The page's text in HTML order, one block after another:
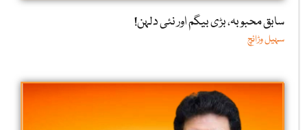
سابق محبوبہ، بڑی بیگم اور نئی دلہن!
سہیل وڑائچ